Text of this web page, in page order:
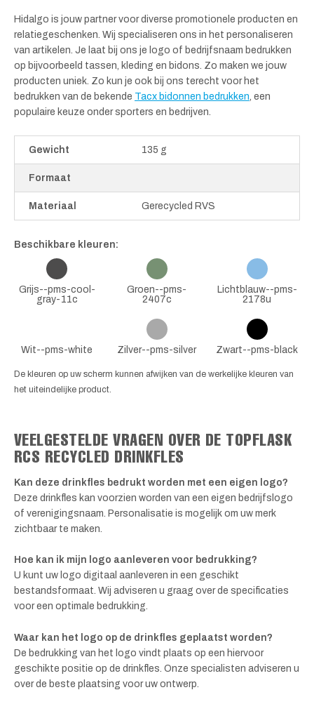
Hidalgo is jouw partner voor diverse promotionele producten en
relatiegeschenken. Wij specialiseren ons in het personaliseren
van artikelen. Je laat bij ons je logo of bedrijfsnaam bedrukken
op bijvoorbeeld tassen, kleding en bidons. Zo maken we jouw
producten uniek. Zo kun je ook bij ons terecht voor het
bedrukken van de bekende Tacx bidonnen bedrukken , een
populaire keuze onder sporters en bedrijven.
Gewicht 135 g
Formaat
Materiaal Gerecycled RVS
Beschikbare kleuren:
Grijs--pms-cool-
gray-11c
Groen--pms-
2407c
Lichtblauw--pms-
2178u
Wit--pms-white Zilver--pms-silver Zwart--pms-black
De kleuren op uw scherm kunnen afwijken van de werkelijke kleuren van
het uiteindelijke product.
VEELGESTELDE VRAGEN OVER DE TOPFLASK
RCS RECYCLED DRINKFLES
Kan deze drinkfles bedrukt worden met een eigen logo?
Deze drinkfles kan voorzien worden van een eigen bedrijfslogo
of verenigingsnaam. Personalisatie is mogelijk om uw merk
zichtbaar te maken.
Hoe kan ik mijn logo aanleveren voor bedrukking?
U kunt uw logo digitaal aanleveren in een geschikt
bestandsformaat. Wij adviseren u graag over de specificaties
voor een optimale bedrukking.
Waar kan het logo op de drinkfles geplaatst worden?
De bedrukking van het logo vindt plaats op een hiervoor
geschikte positie op de drinkfles. Onze specialisten adviseren u
over de beste plaatsing voor uw ontwerp.